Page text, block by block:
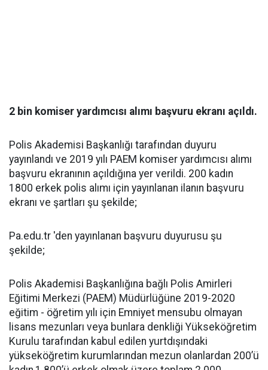
2 bin komiser yardımcısı alımı başvuru ekranı açıldı.
Polis Akademisi Başkanlığı tarafından duyuru
yayınlandı ve 2019 yılı PAEM komiser yardımcısı alımı
başvuru ekranının açıldığına yer verildi. 200 kadın
1800 erkek polis alımı için yayınlanan ilanın başvuru
ekranı ve şartları şu şekilde;
Pa.edu.tr 'den yayınlanan başvuru duyurusu şu
şekilde;
Polis Akademisi Başkanlığına bağlı Polis Amirleri
Eğitimi Merkezi (PAEM) Müdürlüğüne 2019-2020
eğitim - öğretim yılı için Emniyet mensubu olmayan
lisans mezunları veya bunlara denkliği Yükseköğretim
Kurulu tarafından kabul edilen yurtdışındaki
yükseköğretim kurumlarından mezun olanlardan 200’ü